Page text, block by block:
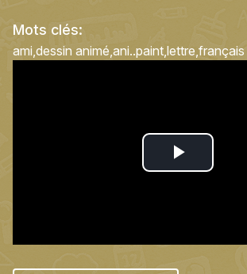
Mots clés:
ami dessin animé ani..paint lettre français
Play